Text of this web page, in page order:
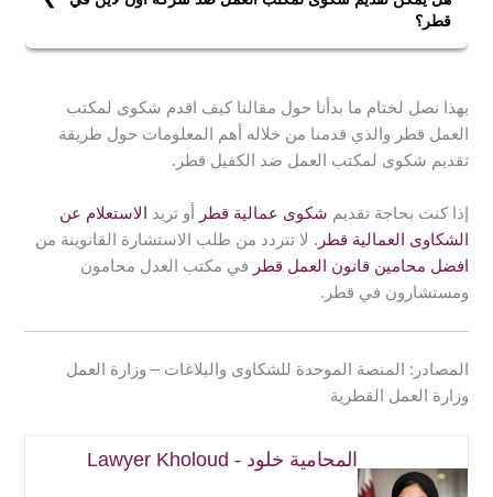
لأحكام قانون العمل القطري. وأيضًا تقديم شكاوى العمالة
قطر؟
وكلمة المرور ثم الانتقال لخدمات الأفراد وتحديد خدمات
الأعمال والعمال. بعدها عليك الانتقال لخدمات الشكاوى
العمالية وتحديد اللغة التي تريدها من ثم انقر على تقديم
جوالك وذكر الأسباب الخاصة بالشكوى وأخيرًا انقر على انهاء.
بهذا نصل لختام ما بدأنا حول مقالنا كيف اقدم شكوى لمكتب
العمل قطر والذي قدمنا من خلاله أهم المعلومات حول طريقة
تقديم شكوى لمكتب العمل ضد الكفيل قطر.
إذا كنت بحاجة تقديم شكوى عمالية قطر أو تريد
الاستعلام عن
الشكاوى العمالية قطر . لا تتردد من طلب الاستشارة القانوينة من
افضل محامين قانون العمل قطر في مكتب العدل محامون
ومستشارون في قطر.
المصادر: المنصة الموحدة للشكاوى والبلاغات – وزارة العمل
وزارة العمل القطرية
المحامية خلود - Lawyer Kholoud